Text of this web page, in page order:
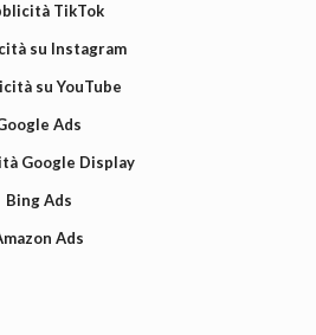
TikTok
su Instagram
su YouTube
Ads
Google Display
Bing Ads
Ads